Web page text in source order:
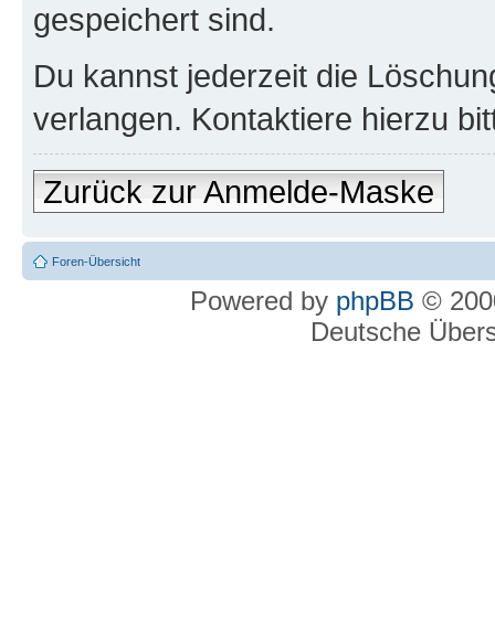
gespeichert sind.
Du kannst jederzeit die
verlangen. Kontaktiere hierzu
Zurück zur Anmelde-Maske
Foren-Übersicht
Powered by phpBB ©
Deutsche